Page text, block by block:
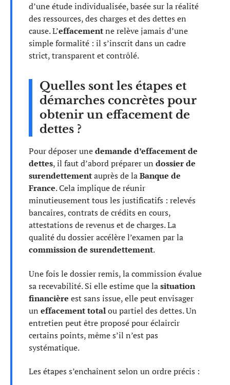
d’une étude individualisée, basée sur la réalité
des ressources, des charges et des dettes en
cause. L’effacementne relève jamais d’une
simple formalité : il s’inscrit dans un cadre
strict, transparent et contrôlé.
Quelles sont les étapes et
démarches concrètes pour
obtenir un effacement de
dettes ?
Pour déposer unedemande d’effacement de
dettes, il faut d’abord préparer un dossier de
surendettementauprès de laBanque de
France. Cela implique de réunir
minutieusement tous les justificatifs : relevés
bancaires, contrats de crédits en cours,
attestations de revenus et de charges. La
qualité du dossier accélère l’examen par la
commission de surendettement.
Une fois le dossier remis, la commission évalue
sa recevabilité. Si elle estime que lasituation
financière est sans issue, elle peut envisager
un effacement totalou partiel des dettes. Un
entretien peut être proposé pour éclaircir
certains points, même s’il n’est pas
systématique.
Les étapes s’enchaînent selon un ordre précis :